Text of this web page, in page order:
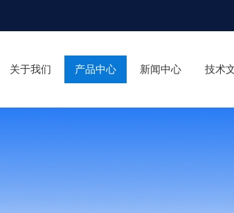
关于我们 产品中心 新闻中心 技术